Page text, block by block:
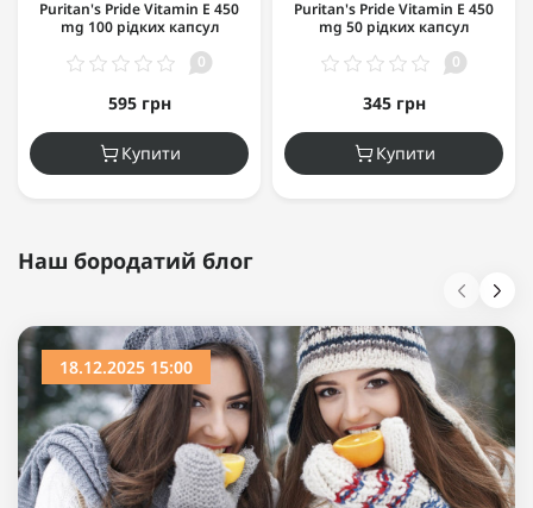
Puritan's Pride Vitamin E 450
mg 100 рідких капсул
0
595 грн
Купити
Puritan's Pride Vitamin E 450
mg 50 рідких капсул
0
345 грн
Купити
Наш бородатий блог
18.12.2025 15:00